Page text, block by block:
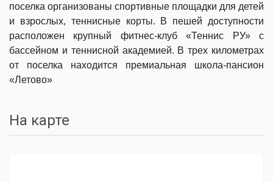
поселка организованы спортивные площадки для детей
и взрослых, теннисные корты. В пешей доступности
расположен крупный фитнес-клуб «Теннис РУ» с
бассейном и теннисной академией. В трех километрах
от поселка находится премиальная школа-пансион
«Летово»
На карте